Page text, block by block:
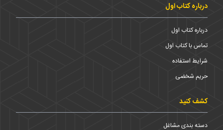
درباره کتاب اول
درباره کتاب اول
تماس با کتاب اول
شرایط استفاده
حریم شخضی
کشف کنید
دسته بندی مشاغل